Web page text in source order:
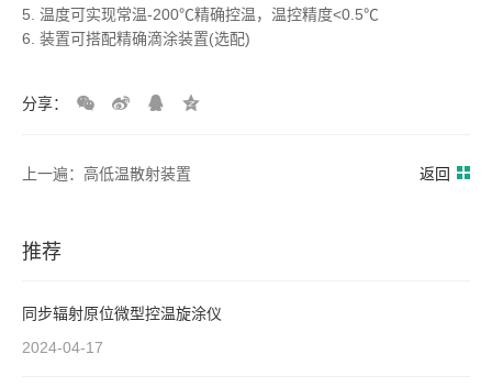
5. 温度可实现常温-200℃精确控温，温控精度<0.5℃
6. 装置可搭配精确滴涂装置(选配)
分享：
上一遍：高低温散射装置 返回
推荐
同步辐射原位微型控温旋涂仪
2024-04-17